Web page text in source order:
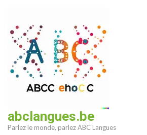
contenu
(Pressez
Entrée)
abclangues.be
Parlez le monde, parlez ABC Langues